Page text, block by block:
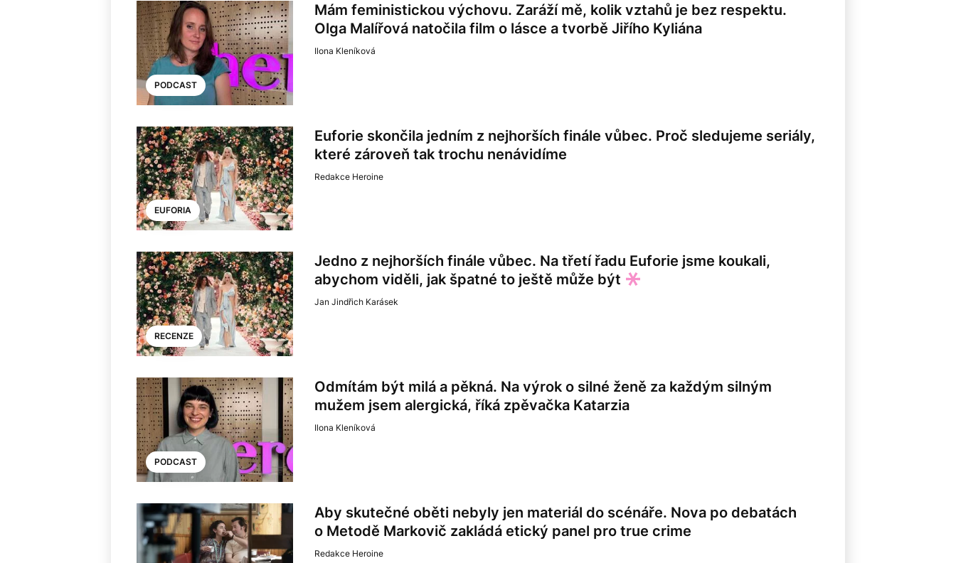
PODCAST
Mám feministickou výchovu. Zaráží mě, kolik vztahů je bez respektu.
Olga Malířová natočila film o lásce a tvorbě Jiřího Kyliána
Ilona Kleníková
EUFORIA
Euforie skončila jedním z nejhorších finále vůbec. Proč sledujeme seriály,
které zároveň tak trochu nenávidíme
Redakce Heroine
RECENZE
Jedno z nejhorších finále vůbec. Na třetí řadu Euforie jsme koukali,
abychom viděli, jak špatné to ještě může být
Jan Jindřich Karásek
PODCAST
Odmítám být milá a pěkná. Na výrok o silné ženě za každým silným
mužem jsem alergická, říká zpěvačka Katarzia
Ilona Kleníková
Aby skutečné oběti nebyly jen materiál do scénáře. Nova po debatách
o Metodě Markovič zakládá etický panel pro true crime
Redakce Heroine